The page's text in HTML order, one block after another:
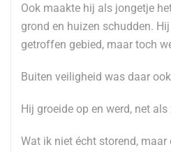
Ook maakte hij als jongetje
grond en huizen schudden.
getroffen gebied, maar toch
Buiten veiligheid was daar
Hij groeide op en werd, net
Wat ik niet écht storend,